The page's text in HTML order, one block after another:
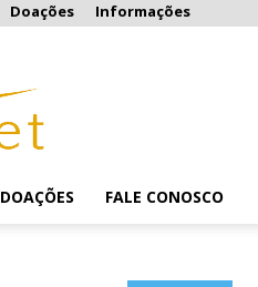
Doações Informações
DOAÇÕES FALE CONOSCO